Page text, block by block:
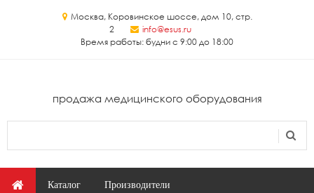
Москва, Коровинское шоссе, дом 10, стр.
2
info@esus.ru
Время работы: будни с 9:00 до 18:00
продажа медицинского оборудования
Главное меню
Каталог Производители